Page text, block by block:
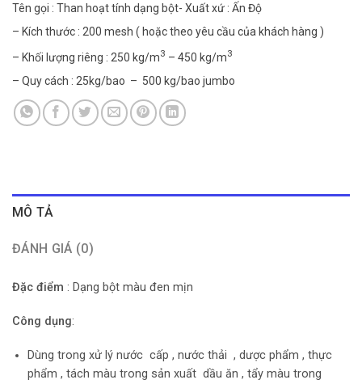
Tên gọi : Than hoạt tính dạng bột- Xuất xứ : Ấn Độ
– Kích thước : 200 mesh ( hoặc theo yêu cầu của khách hàng )
– Khối lượng riêng : 250 kg/m3 – 450 kg/m3
– Quy cách : 25kg/bao – 500 kg/bao jumbo
MÔ TẢ
ĐÁNH GIÁ (0)
Đặc điểm : Dạng bột màu đen mịn
Công dụng:
Dùng trong xử lý nước cấp , nước thải , dược phẩm , thực
phẩm , tách màu trong sản xuất dầu ăn , tẩy màu trong